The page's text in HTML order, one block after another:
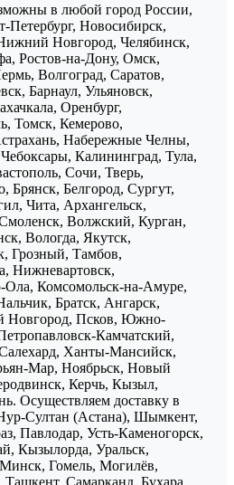
в любой город России,
Петербург, Новосибирск,
Новгород, Челябинск,
Ростов-на-Дону, Омск,
Волгоград, Саратов,
Барнаул, Ульяновск,
Оренбург,
Томск, Кемерово,
Набережные Челны,
Калининград, Тула,
Сочи, Тверь,
Брянск, Белгород, Сургут,
Чита, Архангельск,
Волжский, Курган,
Вологда, Якутск,
Грозный, Тамбов,
Нижневартовск,
Комсомольск-на-Амуре,
Братск, Ангарск,
Новгород, Псков, Южно-
Камчатский,
Ханты-Мансийск,
Мар, Ноябрьск, Новый
Керчь, Кызыл,
Осуществляем доставку в
Султан (Астана), Шымкент,
Павлодар, Усть-Каменогорск,
Кызылорда, Уральск,
Гомель, Могилёв,
Самарканд, Бухара,